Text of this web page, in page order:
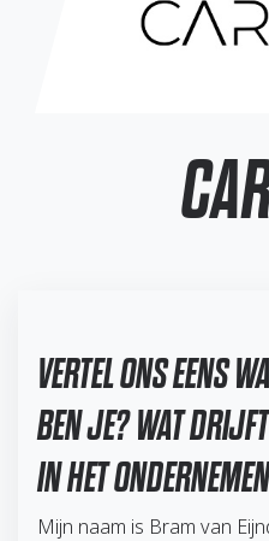
VERTEL ONS EENS
BEN JE? WAT
IN HET
Mijn naam is Bram van